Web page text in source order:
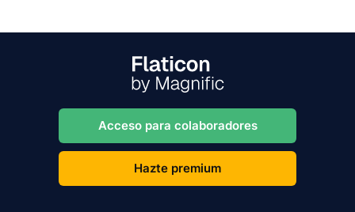
Acceso para colaboradores
Hazte premium